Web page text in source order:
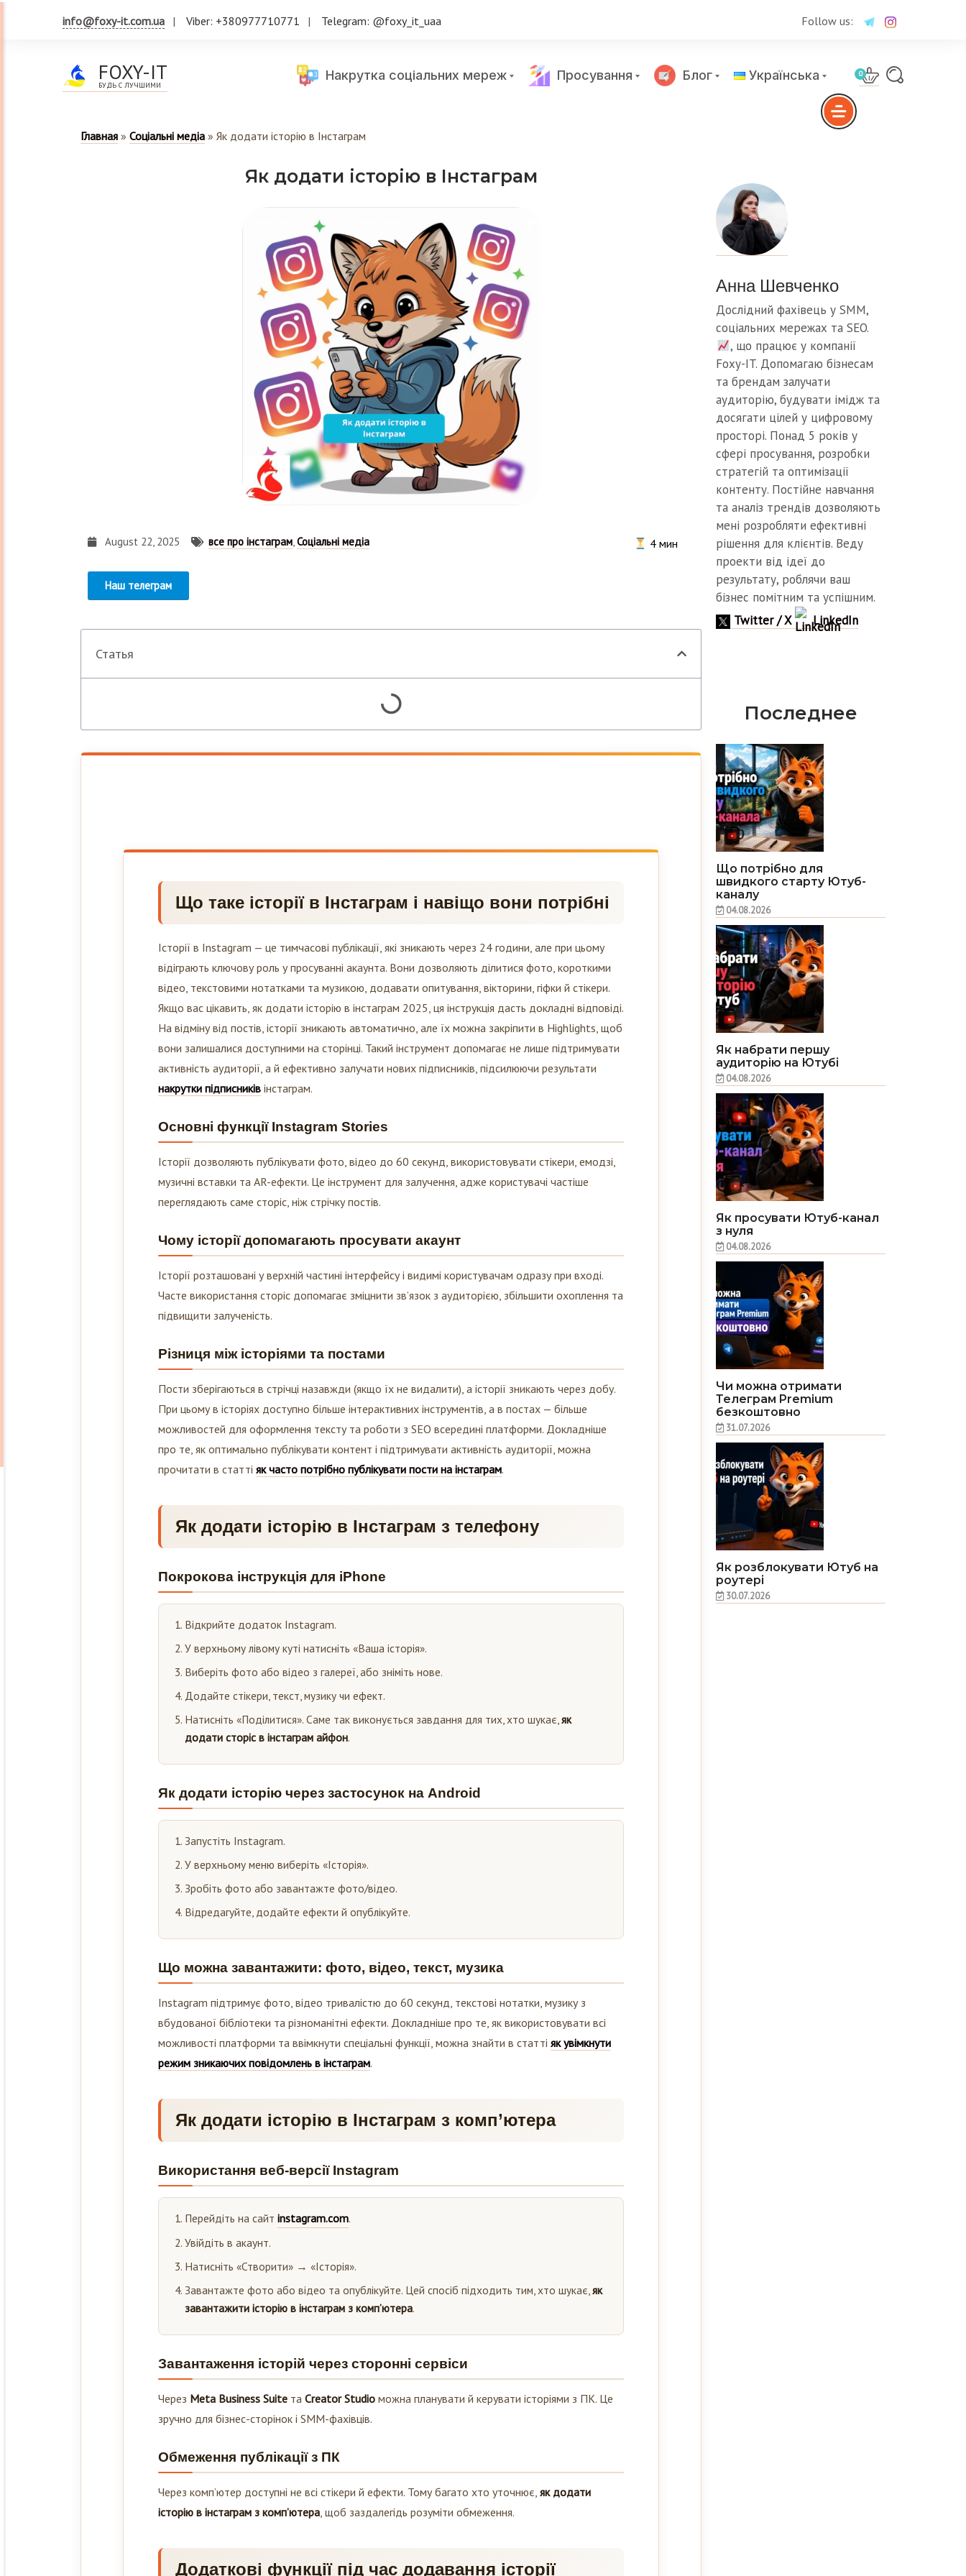
info@foxy-it.com.ua Viber: +380977710771 Telegram: @foxy_it_uaa Follow us:
FOXY-IT
БУДЬ С ЛУЧШИМИ
Накрутка соціальних мереж Просування Блог Українська 0
Главная » Соціальні медіа » Як додати історію в Інстаграм
Як додати історію в Інстаграм
August 22, 2025 все про інстаграм Соціальні медіа
Наш телеграм
4мин
Статья
Що таке історії в Інстаграм і навіщо вони потрібні
Історії в Instagram — це тимчасові публікації, які зникають через 24 години, але при цьому
відіграють ключову роль у просуванні акаунта. Вони дозволяють ділитися фото, короткими
відео, текстовими нотатками та музикою, додавати опитування, вікторини, гіфки й стікери.
Якщо вас цікавить, як додати історію в інстаграм 2025, ця інструкція дасть докладні відповіді.
На відміну від постів, історії зникають автоматично, але їх можна закріпити в Highlights, щоб
вони залишалися доступними на сторінці. Такий інструмент допомагає не лише підтримувати
активність аудиторії, а й ефективно залучати нових підписників, підсилюючи результати
накрутки підписників інстаграм.
Основні функції Instagram Stories
Історії дозволяють публікувати фото, відео до 60 секунд, використовувати стікери, емодзі,
музичні вставки та AR-ефекти. Це інструмент для залучення, адже користувачі частіше
переглядають саме сторіс, ніж стрічку постів.
Чому історії допомагають просувати акаунт
Історії розташовані у верхній частині інтерфейсу і видимі користувачам одразу при вході.
Часте використання сторіс допомагає зміцнити зв’язок з аудиторією, збільшити охоплення та
підвищити залученість.
Різниця між історіями та постами
Пости зберігаються в стрічці назавжди (якщо їх не видалити), а історії зникають через добу.
При цьому в історіях доступно більше інтерактивних інструментів, а в постах — більше
можливостей для оформлення тексту та роботи з SEO всередині платформи. Докладніше
про те, як оптимально публікувати контент і підтримувати активність аудиторії, можна
прочитати в статті як часто потрібно публікувати пости на інстаграм
Як додати історію в Інстаграм з телефону
Покрокова інструкція для iPhone
Відкрийте додаток Instagram.
У верхньому лівому куті натисніть «Ваша історія».
Виберіть фото або відео з галереї, або зніміть нове.
Додайте стікери, текст, музику чи ефект.
Натисніть «Поділитися». Саме так виконується завдання для тих, хто шукає, як
додати сторіс в інстаграм айфон
Як додати історію через застосунок на Android
Запустіть Instagram.
У верхньому меню виберіть «Історія».
Зробіть фото або завантажте фото/відео.
Відредагуйте, додайте ефекти й опублікуйте.
Що можна завантажити: фото, відео, текст, музика
Instagram підтримує фото, відео тривалістю до 60 секунд, текстові нотатки, музику з
вбудованої бібліотеки та різноманітні ефекти. Докладніше про те, як використовувати всі
можливості платформи та ввімкнути спеціальні функції, можна знайти в статті як увімкнути
режим зникаючих повідомлень в інстаграм
Як додати історію в Інстаграм з комп’ютера
Використання веб-версії Instagram
Перейдіть на сайт instagram.com
Увійдіть в акаунт.
Натисніть «Створити» → «Історія».
Завантажте фото або відео та опублікуйте. Цей спосіб підходить тим, хто шукає, як
завантажити історію в інстаграм з комп’ютера
Завантаження історій через сторонні сервіси
Через Meta Business Suite та Creator Studio можна планувати й керувати історіями з ПК. Це
зручно для бізнес-сторінок і SMM-фахівців.
Обмеження публікації з ПК
Через комп’ютер доступні не всі стікери й ефекти. Тому багато хто уточнює, як додати
історію в інстаграм з комп’ютера , щоб заздалегідь розуміти обмеження.
Додаткові функції під час додавання історії
Анна Шевченко
Дослідний фахівець у SMM,
соціальних мережах та SEO.
, що працює у компанії
Foxy-IT. Допомагаю бізнесам
та брендам залучати
аудиторію, будувати імідж та
досягати цілей у цифровому
просторі. Понад 5 років у
сфері просування, розробки
стратегій та оптимізації
контенту. Постійне навчання
та аналіз трендів дозволяють
мені розробляти ефективні
рішення для клієнтів. Веду
проекти від ідеї до
результату, роблячи ваш
бізнес помітним та успішним.
Twitter / X
LinkedIn
Последнее
Що потрібно для
швидкого старту Ютуб-
каналу
04.08.2026
Як набрати першу
аудиторію на Ютубі
04.08.2026
Як просувати Ютуб-канал
з нуля
04.08.2026
Чи можна отримати
Телеграм Premium
безкоштовно
31.07.2026
Як розблокувати Ютуб на
роутері
30.07.2026